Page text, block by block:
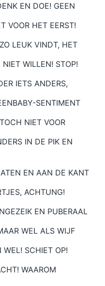
EN DOE! GEEN
VOOR HET EERST!
LEUK VINDT, HET
WILLEN! STOP!
IETS ANDERS,
SENTIMENT
NIET VOOR
IN DE PIK EN
EN AAN DE KANT
ACHTUNG!
EN PUBERAAL
WEL ALS WIJF
WEL! SCHIET OP!
WAAROM